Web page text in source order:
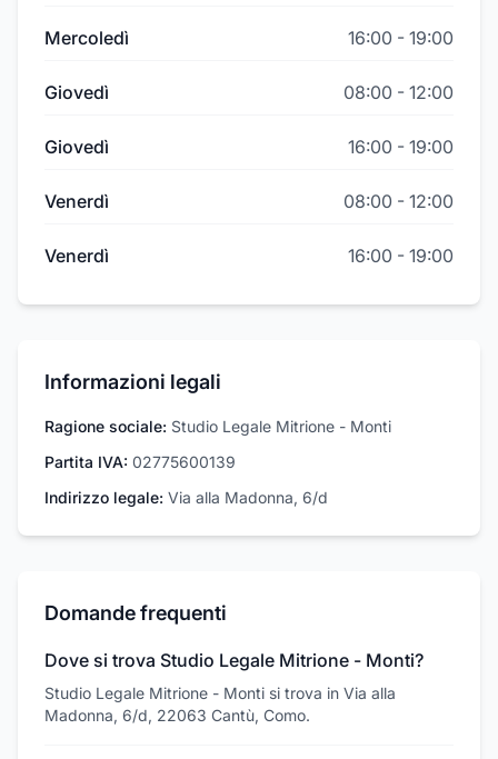
Mercoledì 16:00 - 19:00
Giovedì 08:00 - 12:00
Giovedì 16:00 - 19:00
Venerdì 08:00 - 12:00
Venerdì 16:00 - 19:00
Informazioni legali
Ragione sociale: Studio Legale Mitrione - Monti
Partita IVA: 02775600139
Indirizzo legale: Via alla Madonna, 6/d
Domande frequenti
Dove si trova Studio Legale Mitrione - Monti?
Studio Legale Mitrione - Monti si trova in Via alla
Madonna, 6/d, 22063 Cantù, Como.